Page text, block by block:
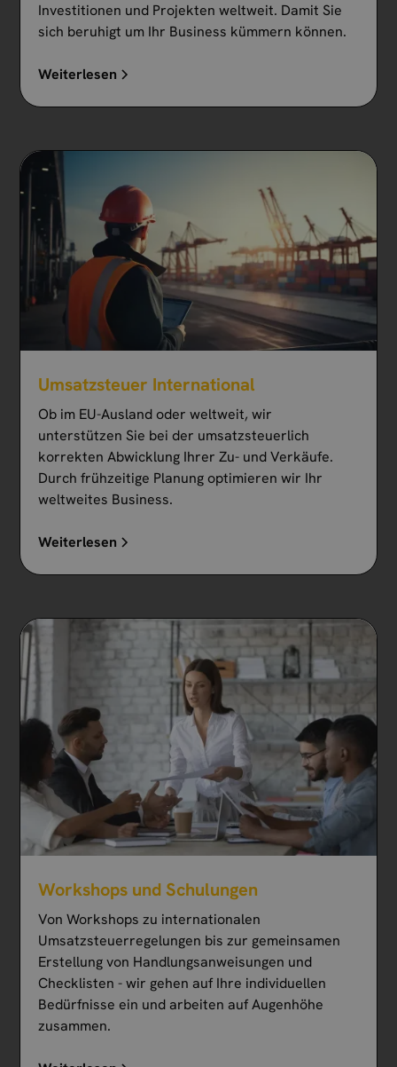
Investitionen und Projekten weltweit. Damit Sie
sich beruhigt um Ihr Business kümmern können.
Weiterlesen
Umsatzsteuer International
Ob im EU-Ausland oder weltweit, wir
unterstützen Sie bei der umsatzsteuerlich
korrekten Abwicklung Ihrer Zu- und Verkäufe.
Durch frühzeitige Planung optimieren wir Ihr
weltweites Business.
Weiterlesen
Workshops und Schulungen
Von Workshops zu internationalen
Umsatzsteuerregelungen bis zur gemeinsamen
Erstellung von Handlungsanweisungen und
Checklisten - wir gehen auf Ihre individuellen
Bedürfnisse ein und arbeiten auf Augenhöhe
zusammen.